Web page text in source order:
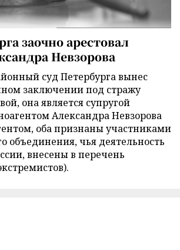
заочно арестовал
Невзорова
суд Петербурга вынес
заключении под стражу
она является супругой
Александра Невзорова
оба признаны участниками
объединения, чья деятельность
внесены в перечень